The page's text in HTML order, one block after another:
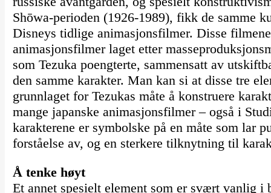
Shōwa-perioden (1926-1989), fikk de samme
Disneys tidlige animasjonsfilmer. Disse
animasjonsfilmer laget etter
som Tezuka poengterte, sammensatt av
den samme karakter. Man kan si at disse tre
grunnlaget for Tezukas måte å konstruere
mange japanske animasjonsfilmer – også i
karakterene er symbolske på en måte som lar
forståelse av, og en sterkere tilknytning til
Å tenke høyt
Et annet spesielt element som er svært vanlig i